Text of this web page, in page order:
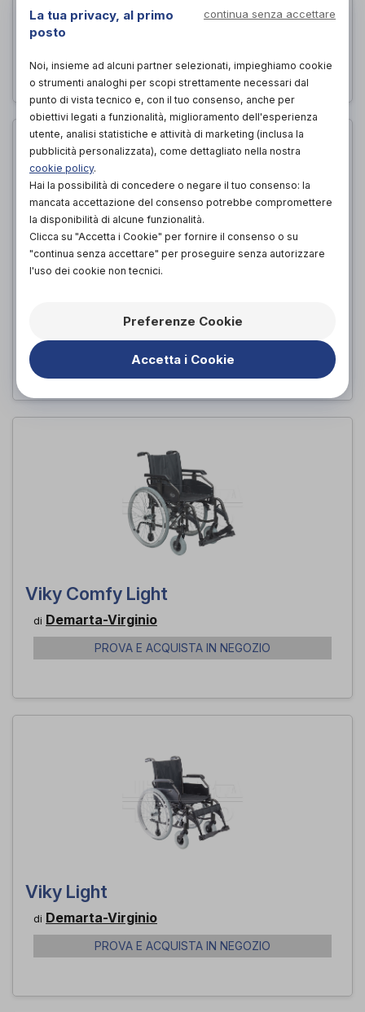
Ignifugo/Non Ignifugo 05.05.P
Demarta-Virginio
PROVA E ACQUISTA IN NEGOZIO
Viky Comfy Light
di Demarta-Virginio
PROVA E ACQUISTA IN NEGOZIO
Viky Light
di Demarta-Virginio
PROVA E ACQUISTA IN NEGOZIO
La tua privacy, al primo
posto
continua senza accettare
Noi, insieme ad alcuni partner selezionati, impieghiamo cookie
o strumenti analoghi per scopi strettamente necessari dal
punto di vista tecnico e, con il tuo consenso, anche per
obiettivi legati a funzionalità, miglioramento dell'esperienza
utente, analisi statistiche e attività di marketing (inclusa la
pubblicità personalizzata), come dettagliato nella nostra
cookie policy.
Hai la possibilità di concedere o negare il tuo consenso: la
mancata accettazione del consenso potrebbe compromettere
la disponibilità di alcune funzionalità.
Clicca su "Accetta i Cookie" per fornire il consenso o su
"continua senza accettare" per proseguire senza autorizzare
l'uso dei cookie non tecnici.
Preferenze Cookie
Accetta i Cookie